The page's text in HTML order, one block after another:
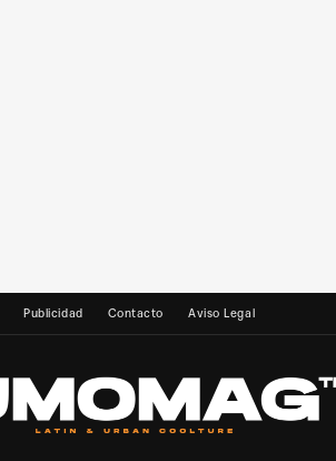
Publicidad Contacto Aviso Legal